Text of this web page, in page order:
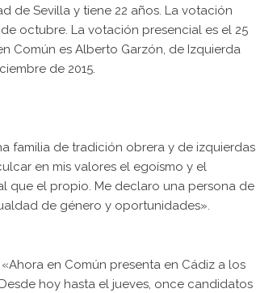
de Sevilla y tiene 22 años. La votación
octubre. La votación presencial es el 25
Común es Alberto Garzón, de Izquierda
de 2015.
familia de tradición obrera y de izquierdas
en mis valores el egoísmo y el
que el propio. Me declaro una persona de
de género y oportunidades».
en Común presenta en Cádiz a los
hoy hasta el jueves, once candidatos